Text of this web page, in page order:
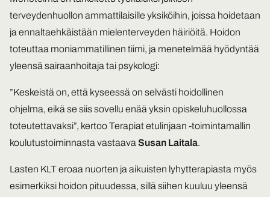
terveydenhuollon ammattilaisille yksiköihin, joissa hoidetaan
ja ennaltaehkäistään mielenterveyden häiriöitä. Hoidon
toteuttaa moniammatillinen tiimi, ja menetelmää hyödyntää
yleensä sairaanhoitaja tai psykologi:
”Keskeistä on, että kyseessä on selvästi hoidollinen
ohjelma, eikä se siis sovellu enää yksin opiskeluhuollossa
toteutettavaksi”, kertoo Terapiat etulinjaan -toimintamallin
koulutustoiminnasta vastaava Susan Laitala.
Lasten KLT eroaa nuorten ja aikuisten lyhytterapiasta myös
esimerkiksi hoidon pituudessa, sillä siihen kuuluu yleensä